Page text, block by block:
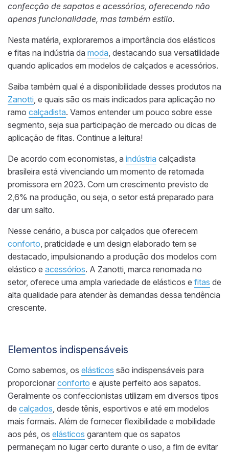
confecção de sapatos e acessórios, oferecendo não
apenas funcionalidade, mas também estilo.
Nesta matéria, exploraremos a importância dos elásticos
e fitas na indústria da moda , destacando sua versatilidade
quando aplicados em modelos de calçados e acessórios.
Saiba também qual é a disponibilidade desses produtos na
Zanotti , e quais são os mais indicados para aplicação no
ramo calçadista. Vamos entender um pouco sobre esse
segmento, seja sua participação de mercado ou dicas de
aplicação de fitas. Continue a leitura!
De acordo com economistas, a indústria calçadista
brasileira está vivenciando um momento de retomada
promissora em 2023. Com um crescimento previsto de
2,6% na produção, ou seja, o setor está preparado para
dar um salto.
Nesse cenário, a busca por calçados que oferecem
conforto , praticidade e um design elaborado tem se
destacado, impulsionando a produção dos modelos com
elástico e acessórios. A Zanotti, marca renomada no
setor, oferece uma ampla variedade de elásticos e fitas de
alta qualidade para atender às demandas dessa tendência
crescente.
Elementos indispensáveis
Como sabemos, os elásticos são indispensáveis ​​para
proporcionar conforto e ajuste perfeito aos sapatos.
Geralmente os confeccionistas utilizam ​​em diversos tipos
de calçados , desde tênis, esportivos e até em modelos
mais formais. Além de fornecer flexibilidade e mobilidade
aos pés, os elásticos garantem que os sapatos
permaneçam no lugar certo durante o uso, a fim de evitar